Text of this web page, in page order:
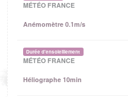
MÉTÉO FRANCE
Anémomètre 0.1m/s
Durée d'ensoleillement
MÉTÉO FRANCE
Héliographe 10min